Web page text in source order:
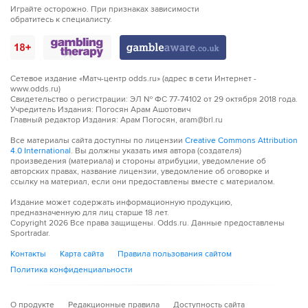
80´ Удар от ворот произведет Парма
80´ Рома совершает вбрасывание на своей половине поля
81´ Neil El Aynaoui наказан за толчок Понтус Альмквист
81´ Судья сигнализирует, что Матео Пеллегрино из
команды Парма поставил подножку. Пострадал
82´ Судья свистит. Мандела Кейта атаковал сзади
соперника. Это Пауло Дибала заработал своей команде
штрафной
82´ Шанс! Дониэлл Мален из команды Рома пробил
головой, но мимо
83´ Удар от ворот произведет Парма
неудачно - мяч уходит за предел поля.
Играйте осторожно. При признаках зависимости
обратитесь к специалисту.
Сетевое издание «Матч-центр odds.ru» (адрес в сети Интернет -
www.odds.ru)
Свидетельство о регистрации: ЭЛ № ФС 77-74102 от 29 октября 2018 года.
Учредитель Издания: Погосян Арам Ашотович
Главный редактор Издания: Арам Погосян, aram@brl.ru
Все материалы сайта доступны по лицензии Creative Commons Attribution
4.0 International. Вы должны указать имя автора (создателя)
произведения (материала) и стороны атрибуции, уведомление об
авторских правах, название лицензии, уведомление об оговорке и
ссылку на материал, если они предоставлены вместе с материалом.
Издание может содержать информационную продукцию,
предназначенную для лиц старше 18 лет.
Copyright 2026 Все права защищены. Odds.ru. Данные предоставлены
Sportradar.
Контакты
Карта сайта
Правила пользования сайтом
Политика конфиденциальности
О продукте Редакционные правила Доступность сайта